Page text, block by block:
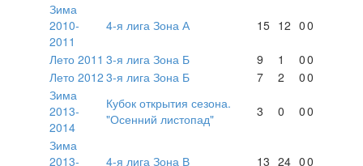
Зима
2010-
2011
4-я лига Зона А 15 12 00
Лето 2011 3-я лига Зона Б 9 1 00
Лето 2012 3-я лига Зона Б 7 2 00
Зима
2013-
2014
Кубок открытия сезона.
"Осенний листопад"
3 0 00
Зима
2013-
4-я лига Зона В 13 24 00